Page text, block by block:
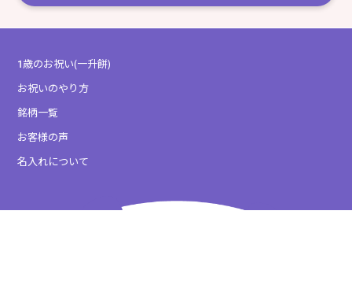
1歳のお祝い(一升餅)
お祝いのやり方
銘柄一覧
お客様の声
名入れについて